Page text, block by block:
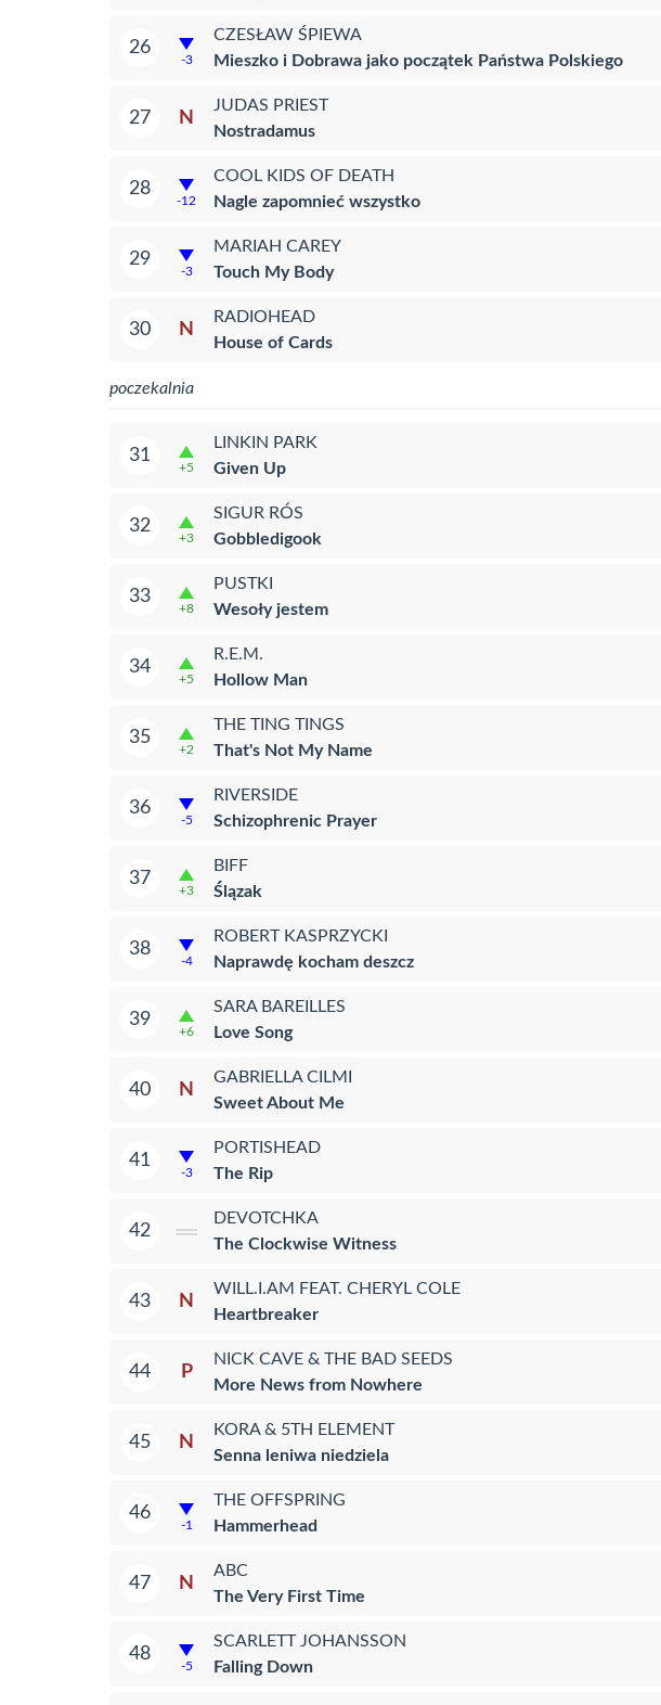
26
-3
CZESŁAW ŚPIEWA
Mieszko i Dobrawa jako początek Państwa Polskiego
27 N
JUDAS PRIEST
Nostradamus
28
-12
COOL KIDS OF DEATH
Nagle zapomnieć wszystko
29
-3
MARIAH CAREY
Touch My Body
30 N
RADIOHEAD
House of Cards
poczekalnia
31
+5
LINKIN PARK
Given Up
32
+3
SIGUR RÓS
Gobbledigook
33
+8
PUSTKI
Wesoły jestem
34
+5
R.E.M.
Hollow Man
35
+2
THE TING TINGS
That's Not My Name
36
-5
RIVERSIDE
Schizophrenic Prayer
37
+3
BIFF
Ślązak
38
-4
ROBERT KASPRZYCKI
Naprawdę kocham deszcz
39
+6
SARA BAREILLES
Love Song
40 N
GABRIELLA CILMI
Sweet About Me
41
-3
PORTISHEAD
The Rip
42
DEVOTCHKA
The Clockwise Witness
43 N
WILL.I.AM FEAT. CHERYL COLE
Heartbreaker
44 P
NICK CAVE & THE BAD SEEDS
More News from Nowhere
45 N
KORA & 5TH ELEMENT
Senna leniwa niedziela
46
-1
THE OFFSPRING
Hammerhead
47 N
ABC
The Very First Time
48
-5
SCARLETT JOHANSSON
Falling Down